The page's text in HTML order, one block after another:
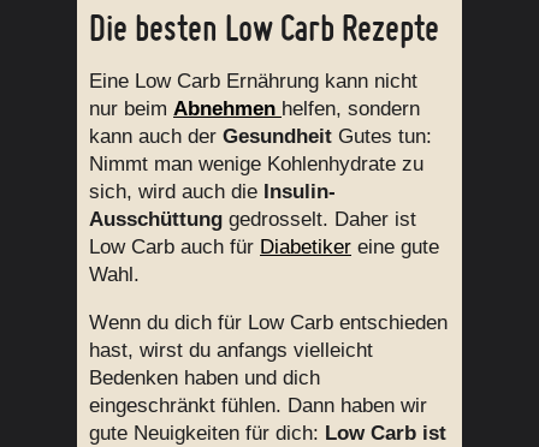
Die besten Low Carb Rezepte
Eine Low Carb Ernährung kann nicht
nur beim Abnehmen helfen, sondern
kann auch der Gesundheit Gutes tun:
Nimmt man wenige Kohlenhydrate zu
sich, wird auch die Insulin-
Ausschüttung gedrosselt. Daher ist
Low Carb auch für Diabetiker eine gute
Wahl.
Wenn du dich für Low Carb entschieden
hast, wirst du anfangs vielleicht
Bedenken haben und dich
eingeschränkt fühlen. Dann haben wir
gute Neuigkeiten für dich: Low Carb ist